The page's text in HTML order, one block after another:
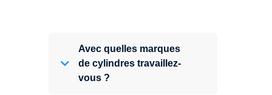
Avec quelles marques
de cylindres travaillez-
vous ?